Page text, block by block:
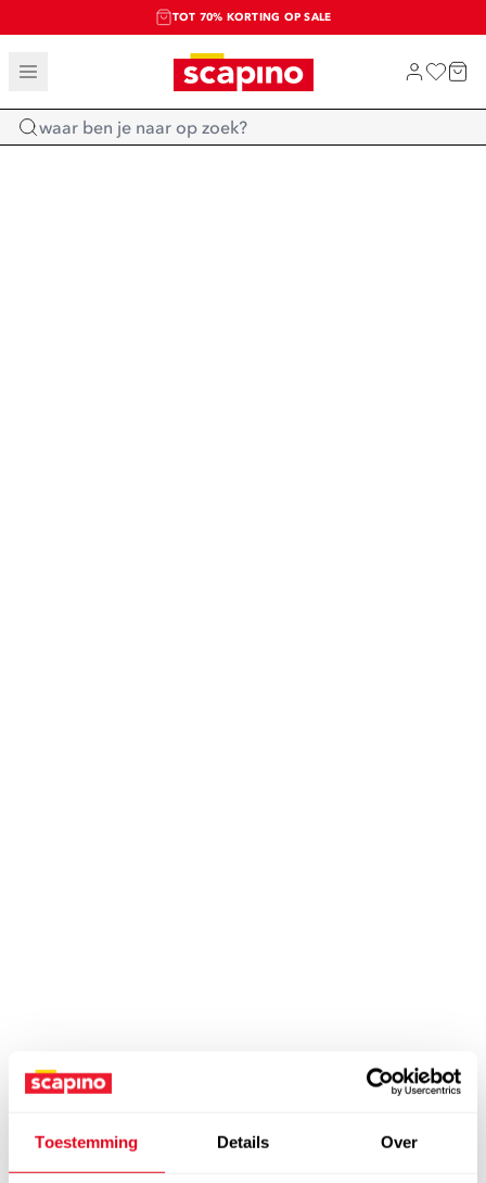
Toestemming Details Over
TOT 70% KORTING OP SALE
SALE: LAATSTE KANS!
SHOP NIEUW
Home